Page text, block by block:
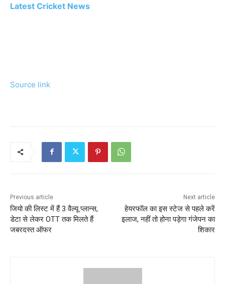
Latest Cricket News
Source link
Previous article
जियो की लिस्ट में हैं 3 वैल्यू प्लान्स,
डेटा से लेकर OTT तक मिलते हैं
जबरदस्त ऑफर
Next article
हेयरफॉल का इस स्टेज से पहले करें
इलाज, नहीं तो होना पड़ेगा गंजेपन का
शिकार